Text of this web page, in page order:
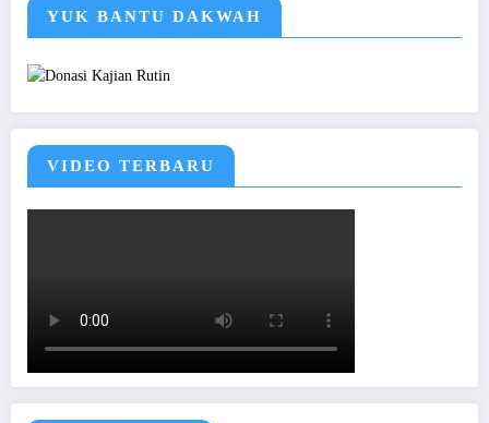
YUK BANTU DAKWAH
VIDEO TERBARU